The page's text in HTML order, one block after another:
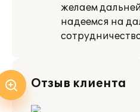
желаем
надеемся на
Отзыв клиента